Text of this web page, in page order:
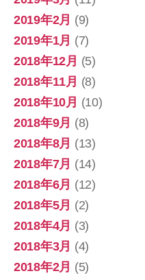
2019年2月 (9)
2019年1月 (7)
2018年12月 (5)
2018年11月 (8)
2018年10月 (10)
2018年9月 (8)
2018年8月 (13)
2018年7月 (14)
2018年6月 (12)
2018年5月 (2)
2018年4月 (3)
2018年3月 (4)
2018年2月 (5)